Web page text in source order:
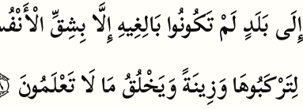
إِلَىبَلَدٍلَمْتَكُونُوابَالِغِيهِإِلَّابِشِقِّ
لِتَرْكَبُوهَاوَزِينَةًوَيَخْلُقُمَالَاتَعْلَمُونَ